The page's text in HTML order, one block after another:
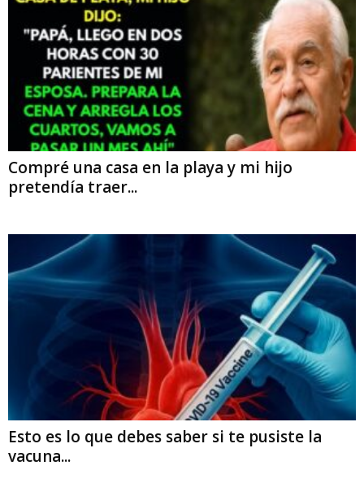
Compré una casa en la playa y mi hijo
pretendía traer...
Esto es lo que debes saber si te pusiste la
vacuna...